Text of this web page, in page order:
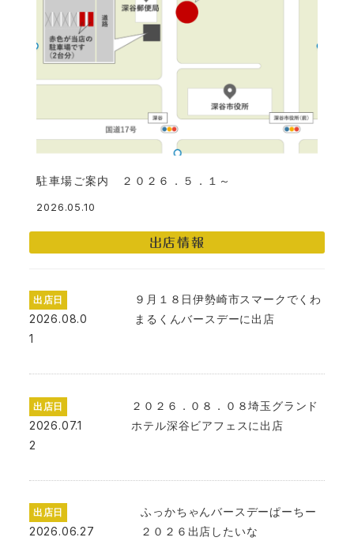
駐車場ご案内 ２０２６．５．１～
投稿日
2026.05.10
出店情報
出店日
2026.08.0
1
９月１８日伊勢崎市スマークでくわ
まるくんバースデーに出店
出店日
2026.07.1
2
２０２６．０８．０８埼玉グランド
ホテル深谷ビアフェスに出店
出店日
2026.06.27
ふっかちゃんバースデーぱーちー
２０２６出店したいな